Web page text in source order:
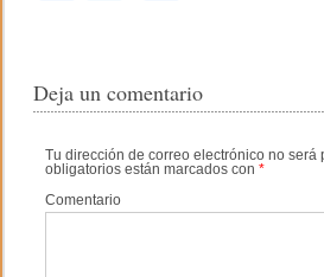
e
o
o
er p
tir
Deja un comentario
Tu dirección de correo electrónico no será
obligatorios están marcados con*
Comentario